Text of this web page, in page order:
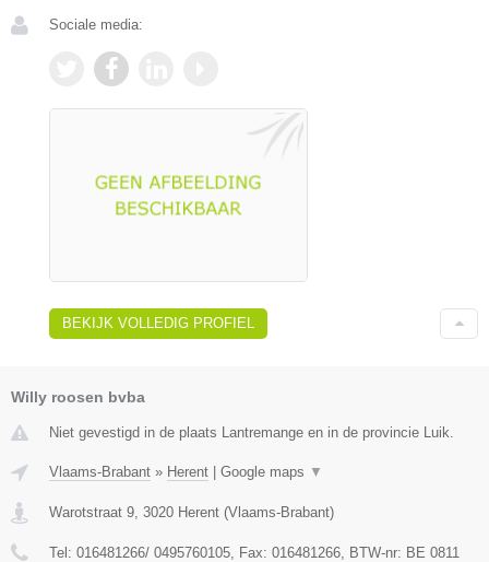
Sociale media:
BEKIJK VOLLEDIG PROFIEL
Willy roosen bvba
Niet gevestigd in de plaats Lantremange en in de provincie Luik.
Vlaams-Brabant » Herent | Google maps ▼
Warotstraat 9 3020 Herent (Vlaams-Brabant)
Tel: 016481266/ 0495760105 , Fax: 016481266 , BTW-nr: BE 0811